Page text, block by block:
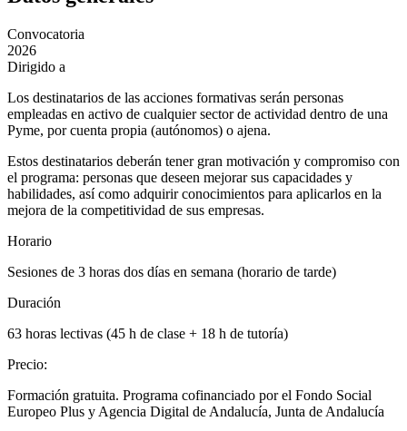
Convocatoria
2026
Dirigido a
Los destinatarios de las acciones formativas serán personas
empleadas en activo de cualquier sector de actividad dentro de una
Pyme, por cuenta propia (autónomos) o ajena.
Estos destinatarios deberán tener gran motivación y compromiso con
el programa: personas que deseen mejorar sus capacidades y
habilidades, así como adquirir conocimientos para aplicarlos en la
mejora de la competitividad de sus empresas.
Horario
Sesiones de 3 horas dos días en semana (horario de tarde)
Duración
63 horas lectivas (45 h de clase + 18 h de tutoría)
Precio:
Formación gratuita. Programa cofinanciado por el Fondo Social
Europeo Plus y Agencia Digital de Andalucía, Junta de Andalucía